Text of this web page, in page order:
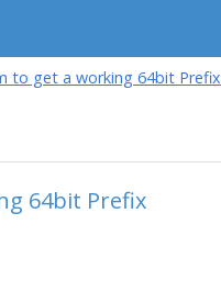
to get a working 64bit Prefix
64bit Prefix